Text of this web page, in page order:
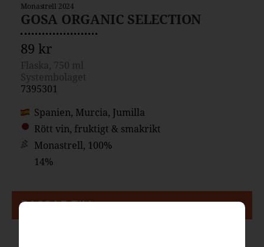
Monastrell 2024
GOSA ORGANIC SELECTION
89 kr
Flaska, 750 ml
Systembolaget
7395301
Spanien, Murcia, Jumilla
Rött vin, fruktigt & smakrikt
Monastrell, 100%
14%
PASSAR TILL